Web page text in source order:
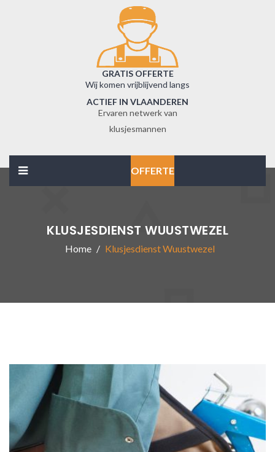
GRATIS OFFERTE
Wij komen vrijblijvend langs
ACTIEF IN VLAANDEREN
Ervaren netwerk van
klusjesmannen
OFFERTE
KLUSJESDIENST WUUSTWEZEL
Home Klusjesdienst Wuustwezel